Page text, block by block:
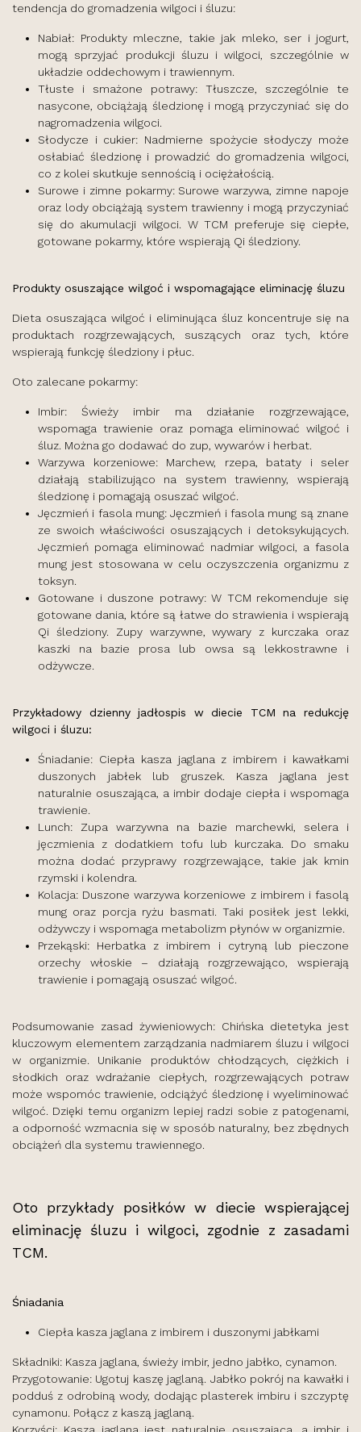
tendencja do gromadzenia wilgoci i śluzu:
Nabiał: Produkty mleczne, takie jak mleko, ser i jogurt,
mogą sprzyjać produkcji śluzu i wilgoci, szczególnie w
układzie oddechowym i trawiennym.
Tłuste i smażone potrawy: Tłuszcze, szczególnie te
nasycone, obciążają śledzionę i mogą przyczyniać się do
nagromadzenia wilgoci.
Słodycze i cukier: Nadmierne spożycie słodyczy może
osłabiać śledzionę i prowadzić do gromadzenia wilgoci,
co z kolei skutkuje sennością i ociężałością.
Surowe i zimne pokarmy: Surowe warzywa, zimne napoje
oraz lody obciążają system trawienny i mogą przyczyniać
się do akumulacji wilgoci. W TCM preferuje się ciepłe,
gotowane pokarmy, które wspierają Qi śledziony.
Produkty osuszające wilgoć i wspomagające eliminację śluzu
Dieta osuszająca wilgoć i eliminująca śluz koncentruje się na
produktach rozgrzewających, suszących oraz tych, które
wspierają funkcję śledziony i płuc.
Oto zalecane pokarmy:
Imbir: Świeży imbir ma działanie rozgrzewające,
wspomaga trawienie oraz pomaga eliminować wilgoć i
śluz. Można go dodawać do zup, wywarów i herbat.
Warzywa korzeniowe: Marchew, rzepa, bataty i seler
działają stabilizująco na system trawienny, wspierają
śledzionę i pomagają osuszać wilgoć.
Jęczmień i fasola mung: Jęczmień i fasola mung są znane
ze swoich właściwości osuszających i detoksykujących.
Jęczmień pomaga eliminować nadmiar wilgoci, a fasola
mung jest stosowana w celu oczyszczenia organizmu z
toksyn.
Gotowane i duszone potrawy: W TCM rekomenduje się
gotowane dania, które są łatwe do strawienia i wspierają
Qi śledziony. Zupy warzywne, wywary z kurczaka oraz
kaszki na bazie prosa lub owsa są lekkostrawne i
odżywcze.
Przykładowy dzienny jadłospis w diecie TCM na redukcję
wilgoci i śluzu:
Śniadanie: Ciepła kasza jaglana z imbirem i kawałkami
duszonych jabłek lub gruszek. Kasza jaglana jest
naturalnie osuszająca, a imbir dodaje ciepła i wspomaga
trawienie.
Lunch: Zupa warzywna na bazie marchewki, selera i
jęczmienia z dodatkiem tofu lub kurczaka. Do smaku
można dodać przyprawy rozgrzewające, takie jak kmin
rzymski i kolendra.
Kolacja: Duszone warzywa korzeniowe z imbirem i fasolą
mung oraz porcja ryżu basmati. Taki posiłek jest lekki,
odżywczy i wspomaga metabolizm płynów w organizmie.
Przekąski: Herbatka z imbirem i cytryną lub pieczone
orzechy włoskie – działają rozgrzewająco, wspierają
trawienie i pomagają osuszać wilgoć.
Podsumowanie zasad żywieniowych: Chińska dietetyka jest
kluczowym elementem zarządzania nadmiarem śluzu i wilgoci
w organizmie. Unikanie produktów chłodzących, ciężkich i
słodkich oraz wdrażanie ciepłych, rozgrzewających potraw
może wspomóc trawienie, odciążyć śledzionę i wyeliminować
wilgoć. Dzięki temu organizm lepiej radzi sobie z patogenami,
a odporność wzmacnia się w sposób naturalny, bez zbędnych
obciążeń dla systemu trawiennego.
Oto przykłady posiłków w diecie wspierającej
eliminację śluzu i wilgoci, zgodnie z zasadami
TCM.
Śniadania
Ciepła kasza jaglana z imbirem i duszonymi jabłkami
Składniki: Kasza jaglana, świeży imbir, jedno jabłko, cynamon.
Przygotowanie: Ugotuj kaszę jaglaną. Jabłko pokrój na kawałki i
podduś z odrobiną wody, dodając plasterek imbiru i szczyptę
cynamonu. Połącz z kaszą jaglaną.